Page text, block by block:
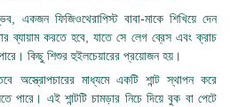
একজন ফিজিওথেরাপিস্ট বাবা-মাকে শিখিয়ে দেন
ব্যায়াম করতে হবে, যাতে সে লেগ ব্রেস এবং ক্রাচ
কিছু শিশুর হুইলচেয়ারের প্রয়োজন হয়।
অস্ত্রোপচারের মাধ্যমে একটি শান্ট স্থাপন করে
পারে। এই শান্টটি চামড়ার নিচে দিয়ে বুক বা পেটে